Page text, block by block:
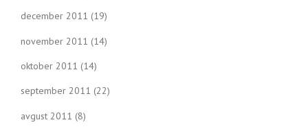
december 2011 (19)
november 2011 (14)
oktober 2011 (14)
september 2011 (22)
avgust 2011 (8)